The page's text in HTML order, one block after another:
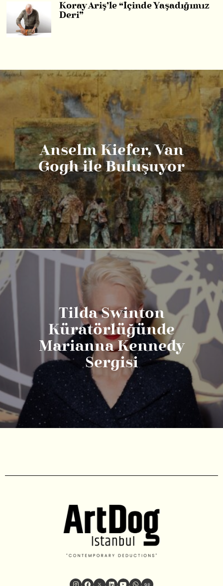
Koray Ariş’le “İçinde Yaşadığımız
Deri”
Anselm Kiefer, Van
Gogh ile Buluşuyor
Tilda Swinton
Küratörlüğünde
Marianna Kennedy
Sergisi